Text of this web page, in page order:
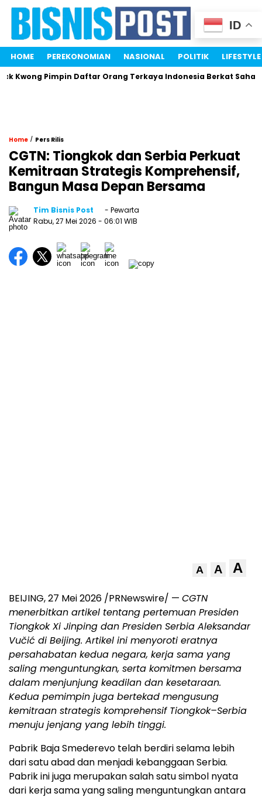
HOME PEREKONOMIAN NASIONAL POLITIK LIFESTYLE
Kwong Pimpin Daftar Orang Terkaya Indonesia Berkat Saham
Home / Pers Rilis
CGTN: Tiongkok dan Serbia Perkuat
Kemitraan Strategis Komprehensif,
Bangun Masa Depan Bersama
Tim Bisnis Post
- Pewarta
Rabu, 27 Mei 2026 - 06:01 WIB
A A A
BEIJING, 27 Mei 2026 /PRNewswire/ — CGTN
menerbitkan artikel tentang pertemuan Presiden
Tiongkok Xi Jinping dan Presiden Serbia Aleksandar
Vučić di Beijing. Artikel ini menyoroti eratnya
persahabatan kedua negara, kerja sama yang
saling menguntungkan, serta komitmen bersama
dalam menjunjung keadilan dan kesetaraan.
Kedua pemimpin juga bertekad mengusung
kemitraan strategis komprehensif Tiongkok–Serbia
menuju jenjang yang lebih tinggi.
Pabrik Baja Smederevo telah berdiri selama lebih
dari satu abad dan menjadi kebanggaan Serbia.
Pabrik ini juga merupakan salah satu simbol nyata
dari kerja sama yang saling menguntungkan antara
ID